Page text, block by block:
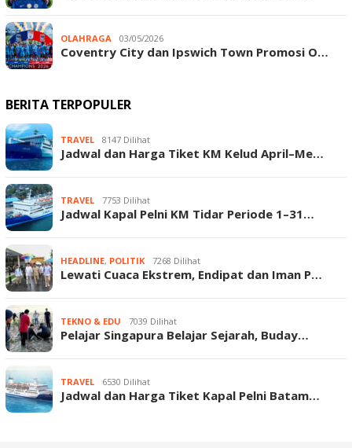
OLAHRAGA 03/05/2026
Coventry City dan Ipswich Town Promosi O…
BERITA TERPOPULER
TRAVEL 8147 Dilihat
Jadwal dan Harga Tiket KM Kelud April–Me…
TRAVEL 7753 Dilihat
Jadwal Kapal Pelni KM Tidar Periode 1–31…
HEADLINE, POLITIK 7268 Dilihat
Lewati Cuaca Ekstrem, Endipat dan Iman P…
TEKNO & EDU 7039 Dilihat
Pelajar Singapura Belajar Sejarah, Buday…
TRAVEL 6530 Dilihat
Jadwal dan Harga Tiket Kapal Pelni Batam…